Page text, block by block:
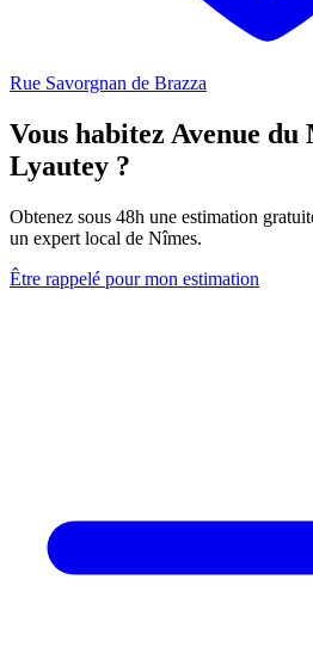
Rue Savorgnan de Brazza
Vous habitez Avenue du
Lyautey ?
Obtenez sous 48h une estimation
un expert local de Nîmes.
Être rappelé pour mon estimation